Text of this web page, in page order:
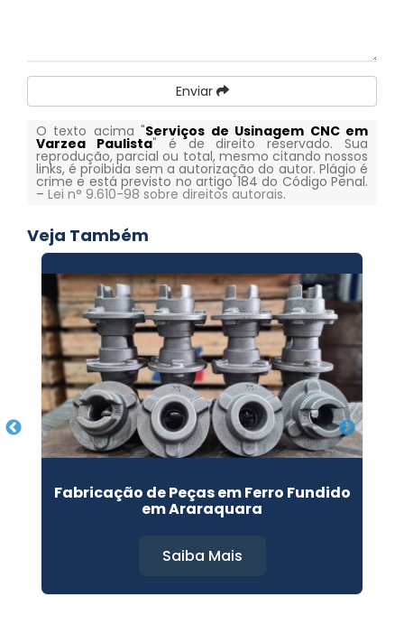
Enviar
O texto acima "Serviços de Usinagem CNC em
Varzea Paulista" é de direito reservado. Sua
reprodução, parcial ou total, mesmo citando nossos
links, é proibida sem a autorização do autor. Plágio é
crime e está previsto no artigo 184 do Código Penal.
– Lei n° 9.610-98 sobre direitos autorais.
Veja Também
Fabricação de Peças em Ferro Fundido
em Araraquara
Saiba Mais